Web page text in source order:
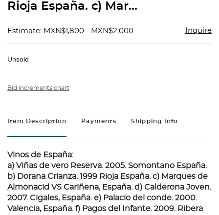
Rioja España. c) Mar...
Estimate: MXN$1,800 - MXN$2,000 Inquire
Unsold
Bid increments chart
Item Description Payments Shipping Info
Vinos de España:
a) Viñas de vero Reserva. 2005. Somontano España.
b) Dorana Crianza. 1999 Rioja España. c) Marques de
Almonacid VS Cariñena, España. d) Calderona Joven.
2007. Cigales, España. e) Palacio del conde. 2000.
Valencia, España. f) Pagos del Infante. 2009. Ribera